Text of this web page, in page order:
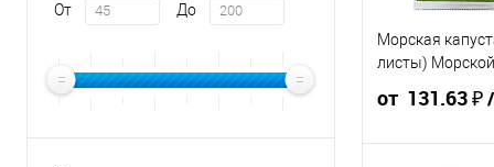
От До
Морская
листы)
от 131.63 ₽